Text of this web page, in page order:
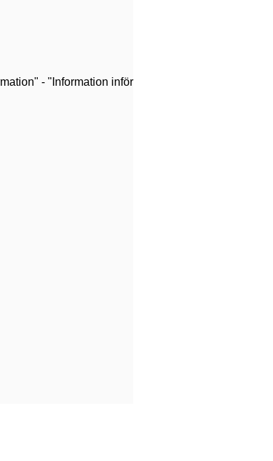
- "Information inför